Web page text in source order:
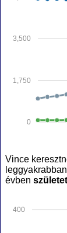
0
1,750
3,500
Vince
évben
400